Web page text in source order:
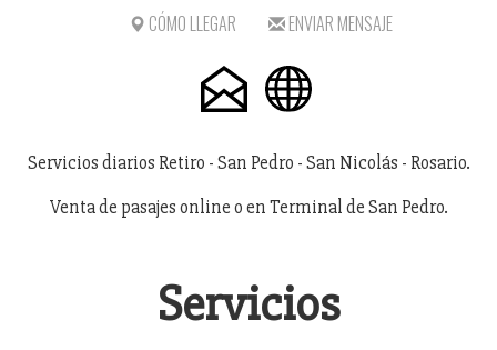
CÓMO LLEGAR ENVIAR MENSAJE
Servicios diarios Retiro - San Pedro - San Nicolás - Rosario.
Venta de pasajes online o en Terminal de San Pedro.
Servicios